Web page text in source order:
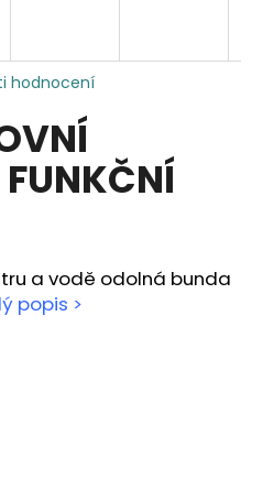
hodnocení
FUNKČNÍ
a vodě odolná bunda
popis >